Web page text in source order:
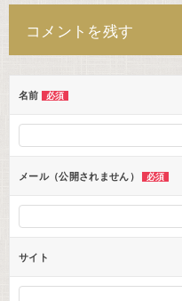
ー
シ
ョ
ン
コメントを残す
名前 必須
メール（公開されません） 必須
サイト